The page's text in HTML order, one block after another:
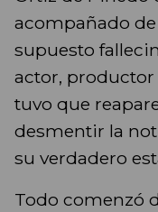
acompañado
supuesto
actor,
tuvo que
desmentir la
su verdadero
Todo comenzó